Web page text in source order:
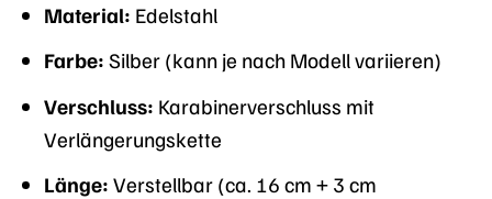
Material: Edelstahl
Farbe: Silber (kann je nach Modell variieren)
Verschluss: Karabinerverschluss mit
Verlängerungskette
Länge: Verstellbar (ca. 16 cm + 3 cm